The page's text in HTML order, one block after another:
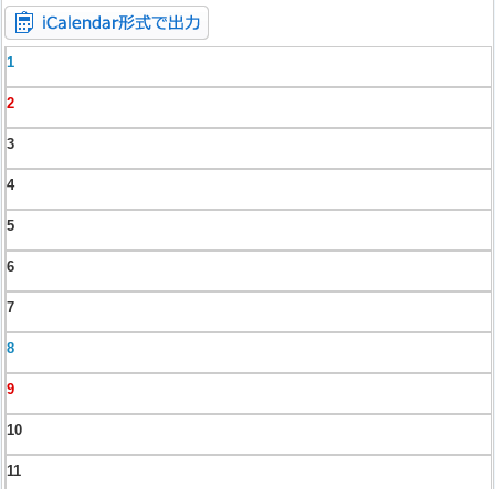
1
2
3
4
5
6
7
8
9
10
11